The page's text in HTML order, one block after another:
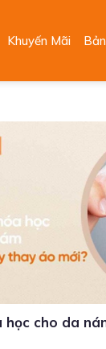
Khuyến Mãi
học cho da